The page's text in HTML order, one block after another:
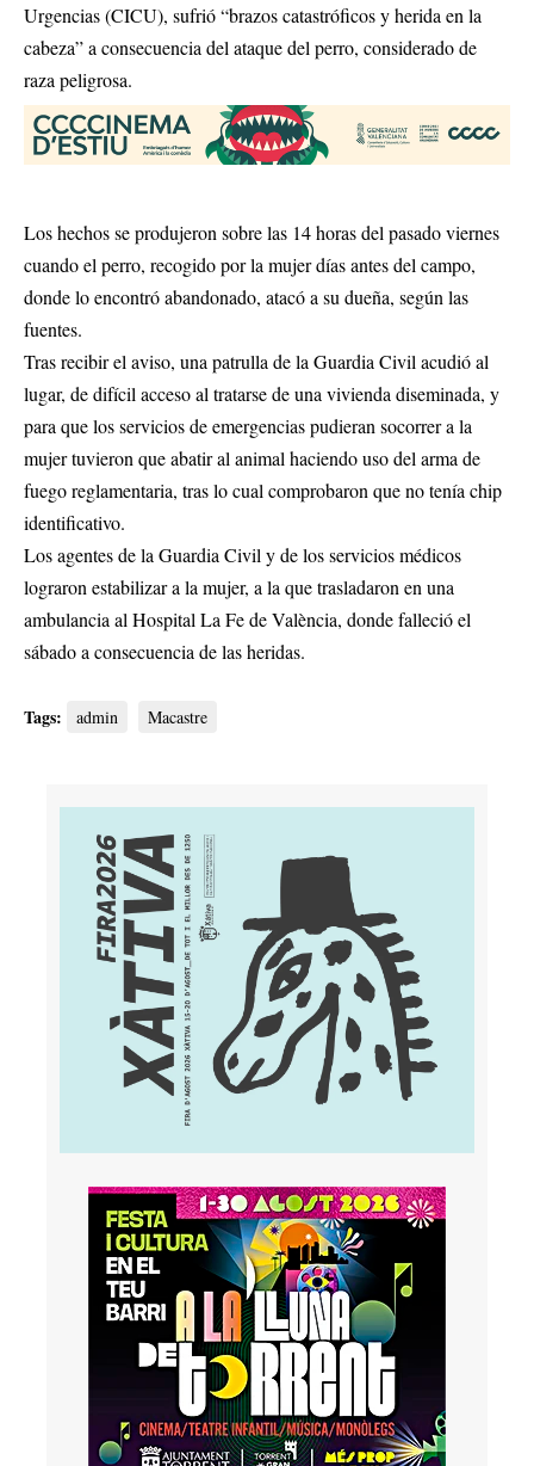
Urgencias (CICU), sufrió “brazos catastróficos y herida en la
cabeza” a consecuencia del ataque del perro, considerado de
raza peligrosa.
Los hechos se produjeron sobre las 14 horas del pasado viernes
cuando el perro, recogido por la mujer días antes del campo,
donde lo encontró abandonado, atacó a su dueña, según las
fuentes.
Tras recibir el aviso, una patrulla de la Guardia Civil acudió al
lugar, de difícil acceso al tratarse de una vivienda diseminada, y
para que los servicios de emergencias pudieran socorrer a la
mujer tuvieron que abatir al animal haciendo uso del arma de
fuego reglamentaria, tras lo cual comprobaron que no tenía chip
identificativo.
Los agentes de la Guardia Civil y de los servicios médicos
lograron estabilizar a la mujer, a la que trasladaron en una
ambulancia al Hospital La Fe de València, donde falleció el
sábado a consecuencia de las heridas.
Tags: admin Macastre